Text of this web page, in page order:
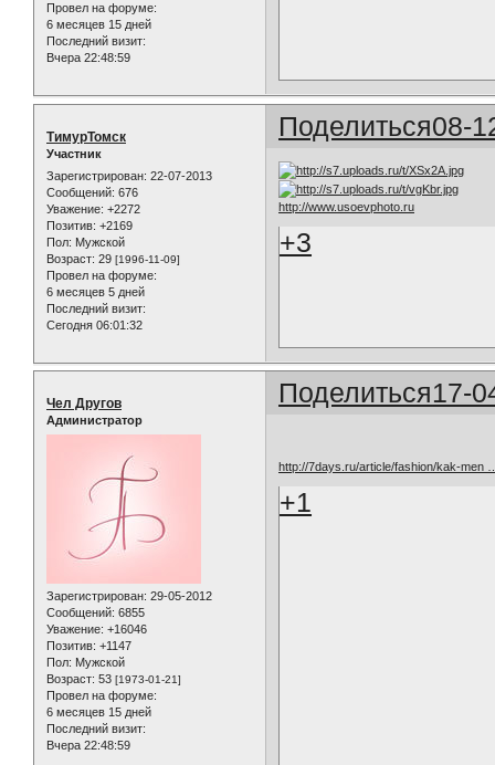
Провел на форуме:
6 месяцев 15 дней
Последний визит:
Вчера 22:48:59
Поделиться08-
ТимурТомск
Участник
Зарегистрирован: 22-07-2013
Сообщений: 676
Уважение: +2272
Позитив: +2169
Пол: Мужской
Возраст: 29 [1996-11-09]
Провел на форуме:
6 месяцев 5 дней
Последний визит:
Сегодня 06:01:32
http://www.usoevphoto.ru
+3
Поделиться17-
Чел Другов
Администратор
Зарегистрирован: 29-05-2012
Сообщений: 6855
Уважение: +16046
Позитив: +1147
Пол: Мужской
Возраст: 53 [1973-01-21]
Провел на форуме:
6 месяцев 15 дней
Последний визит:
Вчера 22:48:59
http://7days.ru/article/fashion/kak-men
+1